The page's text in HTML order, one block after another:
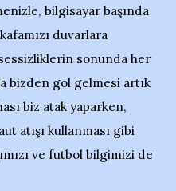
bilgisayar başında
duvarlara
sonunda her
bizden gol gelmesi artık
biz atak yaparken,
atışı kullanması gibi
ve futbol bilgimizi de